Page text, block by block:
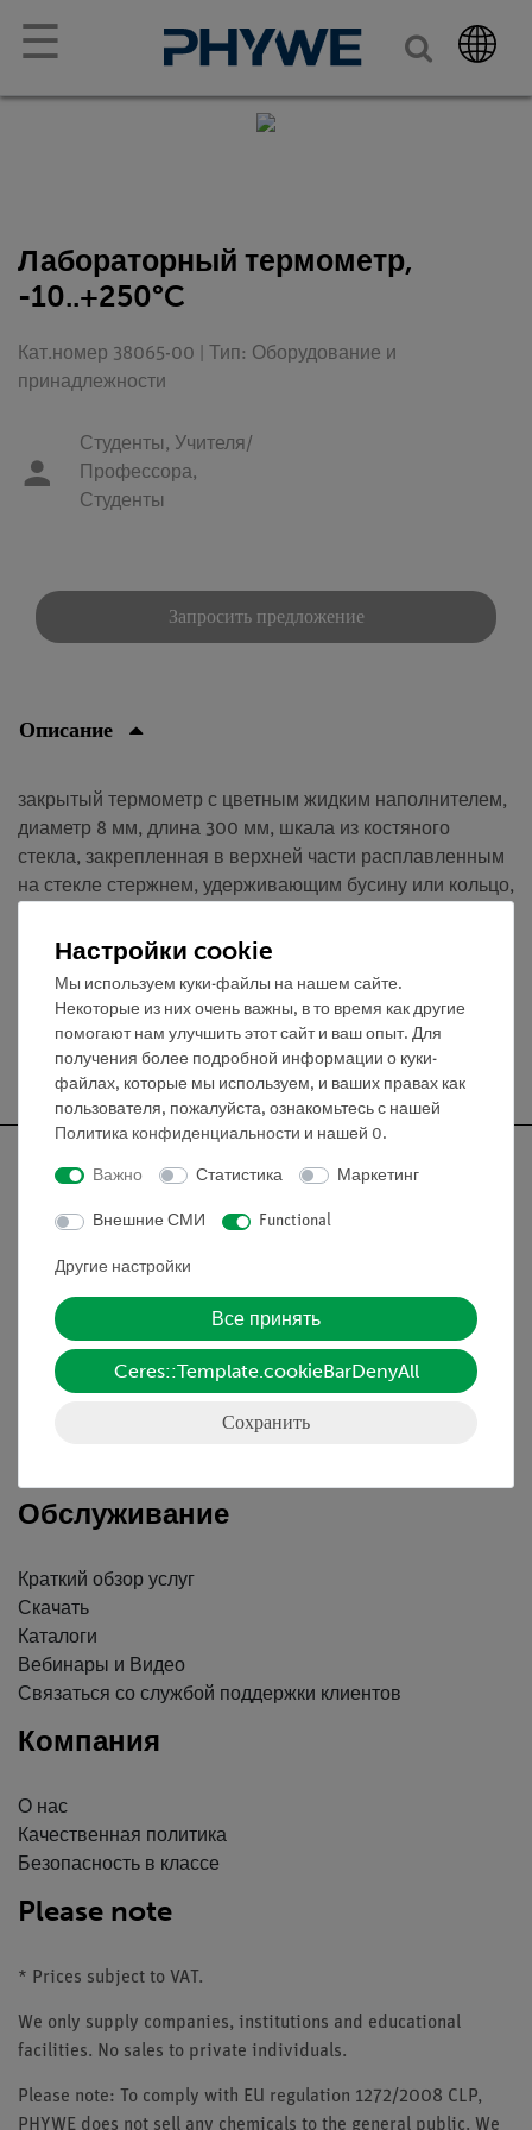
☰
Лабораторный термометр,
-10..+250°C
Кат.номер 38065-00 | Тип: Оборудование и
принадлежности
Студенты, Учителя/
Профессора,
Студенты
Запросить предложение
Описание
закрытый термометр с цветным жидким наполнителем,
диаметр 8 мм, длина 300 мм, шкала из костяного
стекла, закрепленная в верхней части расплавленным
на стекле стержнем, удерживающим бусину или кольцо,
погружения 50 мм
Бесплатная доставка от 300,- €
Nach oben
Информация
Контактное лицо
Обслуживание
Краткий обзор услуг
Скачать
Каталоги
Вебинары и Видео
Связаться со службой поддержки клиентов
Компания
О нас
Качественная политика
Безопасность в классе
Please note
* Prices subject to VAT.
We only supply companies, institutions and educational
facilities. No sales to private individuals.
Please note: To comply with EU regulation 1272/2008 CLP,
PHYWE does not sell any chemicals to the general public. We
Настройки cookie
Мы используем куки-файлы на нашем сайте.
Некоторые из них очень важны, в то время как другие
помогают нам улучшить этот сайт и ваш опыт. Для
получения более подробной информации о куки-
файлах, которые мы используем, и ваших правах как
пользователя, пожалуйста, ознакомьтесь с нашей
Политика конфиденциальности и нашей 0.
Важно Статистика Маркетинг
Внешние СМИ Functional
Другие настройки
Все принять
Ceres::Template.cookieBarDenyAll
Сохранить